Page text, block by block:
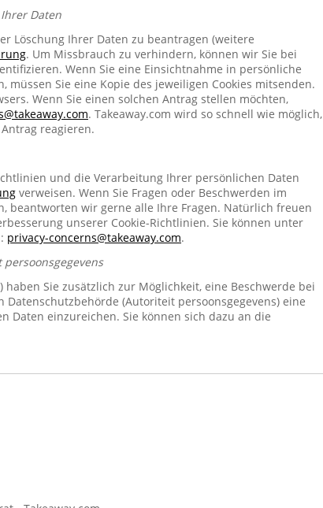
Daten
Löschung Ihrer Daten zu beantragen (weitere
. Um Missbrauch zu verhindern, können wir Sie bei
Wenn Sie eine Einsichtnahme in persönliche
Sie eine Kopie des jeweiligen Cookies mitsenden.
Wenn Sie einen solchen Antrag stellen möchten,
. Takeaway.com wird so schnell wie möglich,
reagieren.
und die Verarbeitung Ihrer persönlichen Daten
verweisen. Wenn Sie Fragen oder Beschwerden im
beantworten wir gerne alle Ihre Fragen. Natürlich freuen
unserer Cookie-Richtlinien. Sie können unter
privacy-concerns@takeaway.com.
Sie zusätzlich zur Möglichkeit, eine Beschwerde bei
(Autoriteit persoonsgegevens) eine
Daten einzureichen. Sie können sich dazu an die